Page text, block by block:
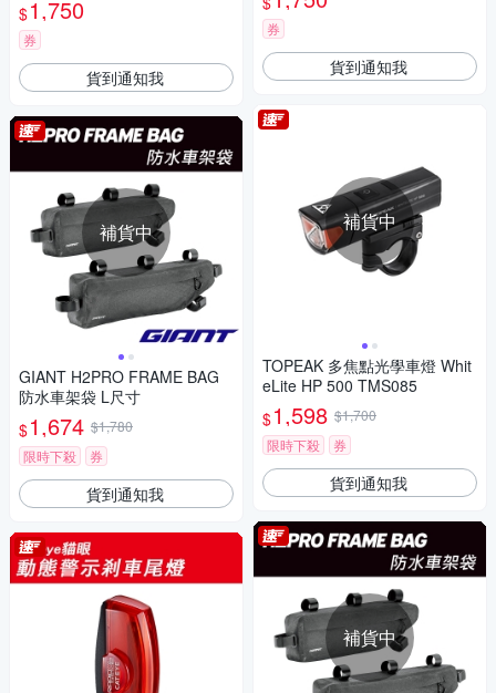
$1,750
券
貨到通知我
補貨中
GIANT H2PRO FRAME BAG
防水車架袋 L尺寸
$1,674 $1,780
限時下殺
券
貨到通知我
券
貨到通知我
補貨中
TOPEAK 多焦點光學車燈 Whit
eLite HP 500 TMS085
$1,598 $1,700
限時下殺
券
貨到通知我
補貨中